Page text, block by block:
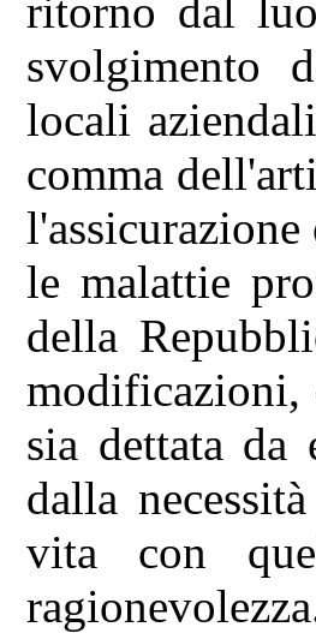
ritorno dal
svolgimento
locali
comma
le malattie
della
modificazioni,
sia dettata da
dalla
vita con